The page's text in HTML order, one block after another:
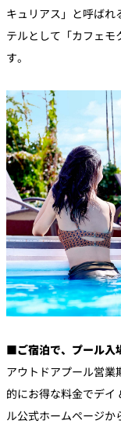
キュリアス」と呼ばれ
テルとして「カフェモ
す。
■ご宿泊で、プール入
アウトドアプール営業
的にお得な料金でデ
ル公式ホームページ